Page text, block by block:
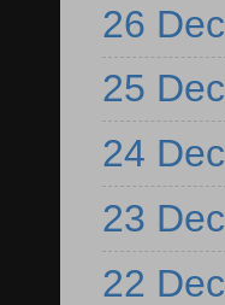
26 Dec
25 Dec
24 Dec
23 Dec
22 Dec